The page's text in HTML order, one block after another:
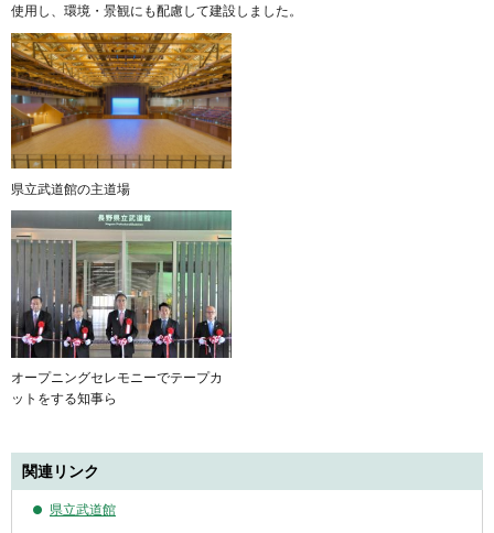
使用し、環境・景観にも配慮して建設しました。
県立武道館の主道場
オープニングセレモニーでテープカ
ットをする知事ら
関連リンク
県立武道館